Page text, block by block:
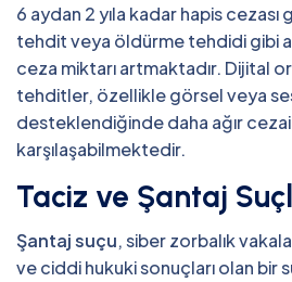
6 aydan 2 yıla kadar hapis
tehdit veya öldürme tehdidi gibi
ceza miktarı artmaktadır. Dijital
tehditler, özellikle görsel veya
desteklendiğinde daha ağır cezai
karşılaşabilmektedir.
Taciz ve Şantaj
Şantaj suçu, siber zorbalık
ve ciddi hukuki sonuçları olan bir